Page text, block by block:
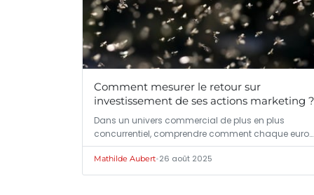
Comment mesurer le retour sur
investissement de ses actions marketing ?
Dans un univers commercial de plus en plus
concurrentiel, comprendre comment chaque euro
investi…
Mathilde Aubert•26 août 2025